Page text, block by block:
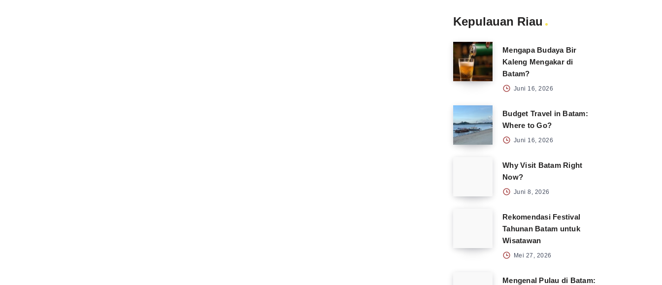
Kepulauan Riau
Mengapa Budaya Bir
Kaleng Mengakar di
Batam?
Juni 16, 2026
Budget Travel in Batam:
Where to Go?
Juni 16, 2026
Why Visit Batam Right
Now?
Juni 8, 2026
Rekomendasi Festival
Tahunan Batam untuk
Wisatawan
Mei 27, 2026
Mengenal Pulau di Batam: